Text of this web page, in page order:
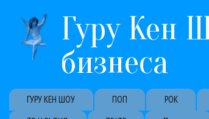
Гуру Кен
бизнеса
Primary links
ГУРУ КЕН ШОУ ПОП РОК